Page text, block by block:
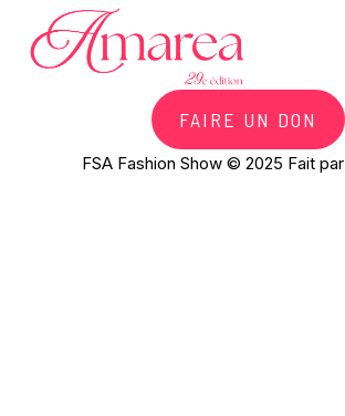
FAIRE UN DON
FSA Fashion Show © 2025 Fait par